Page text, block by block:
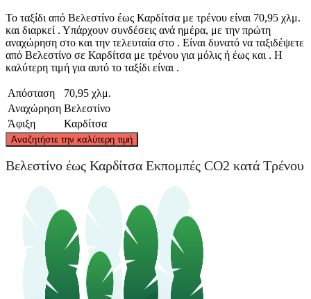
Το ταξίδι από Βελεστίνο έως Καρδίτσα με τρένου είναι 70,95 χλμ.
και διαρκεί . Υπάρχουν συνδέσεις ανά ημέρα, με την πρώτη
αναχώρηση στο και την τελευταία στο . Είναι δυνατό να ταξιδέψετε
από Βελεστίνο σε Καρδίτσα με τρένου για μόλις ή έως και . Η
καλύτερη τιμή για αυτό το ταξίδι είναι .
Απόσταση
70,95 χλμ.
Αναχώρηση Βελεστίνο
Άφιξη
Καρδίτσα
Αναζητήστε την καλύτερη τιμή
Karditsa
Βελεστίνο έως Καρδίτσα Εκπομπές CO2 κατά Τρένου